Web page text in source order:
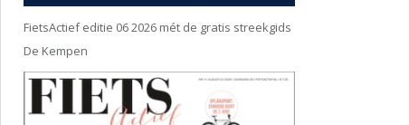
FietsActief editie 06 2026 mét de gratis streekgids
De Kempen